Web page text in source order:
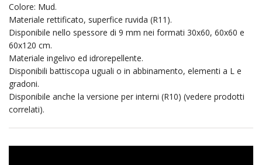
Colore: Mud.
Materiale rettificato, superfice ruvida (R11).
Disponibile nello spessore di 9 mm nei formati 30x60, 60x60 e
60x120 cm.
Materiale ingelivo ed idrorepellente.
Disponibili battiscopa uguali o in abbinamento, elementi a L e
gradoni.
Disponibile anche la versione per interni (R10) (vedere prodotti
correlati).